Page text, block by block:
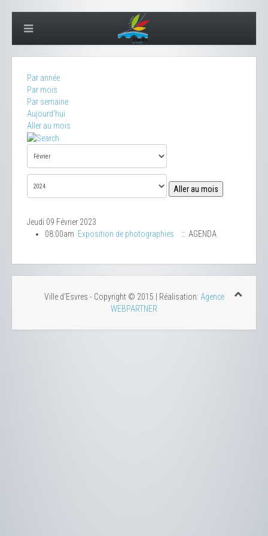
Par année
Par mois
Par semaine
Aujourd'hui
Aller au mois
Aller au mois
Jeudi 09 Février 2023
08:00am Exposition de photographies :: AGENDA
Ville d'Esvres - Copyright © 2015 | Réalisation: Agence
WEBPARTNER